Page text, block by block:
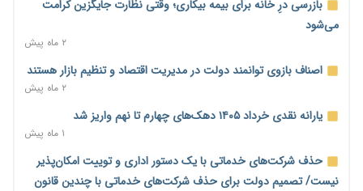
کاهش می‌یابد
۱ روز پیش
امضای تفاهم‌نامه تجاری ایران و پاکستان؛ هدف‌گذاری تجارت ۱۰
اختیارات جدید گمرکات برای تمدید ورود موقت کالا و خودرو تا
پایان شهریور ابلاغ شد
۱ روز پیش
بازرسی درِ خانه برای بیمه بیکاری؛ وقتی نظارت جایگزین کرامت
می‌شود
۲ ماه پیش
اصناف بازوی توانمند دولت در مدیریت اقتصاد و تنظیم بازار هستند
۲ ماه پیش
یارانه نقدی خرداد ۱۴۰۵ دهک‌های چهارم تا نهم واریز شد
۱ ماه پیش
حذف شرکت‌های خدماتی با یک دستور اداری و توییت امکان‌پذیر
نیست/ تصمیم دولت برای حذف شرکت‌های خدماتی با چندین قانون